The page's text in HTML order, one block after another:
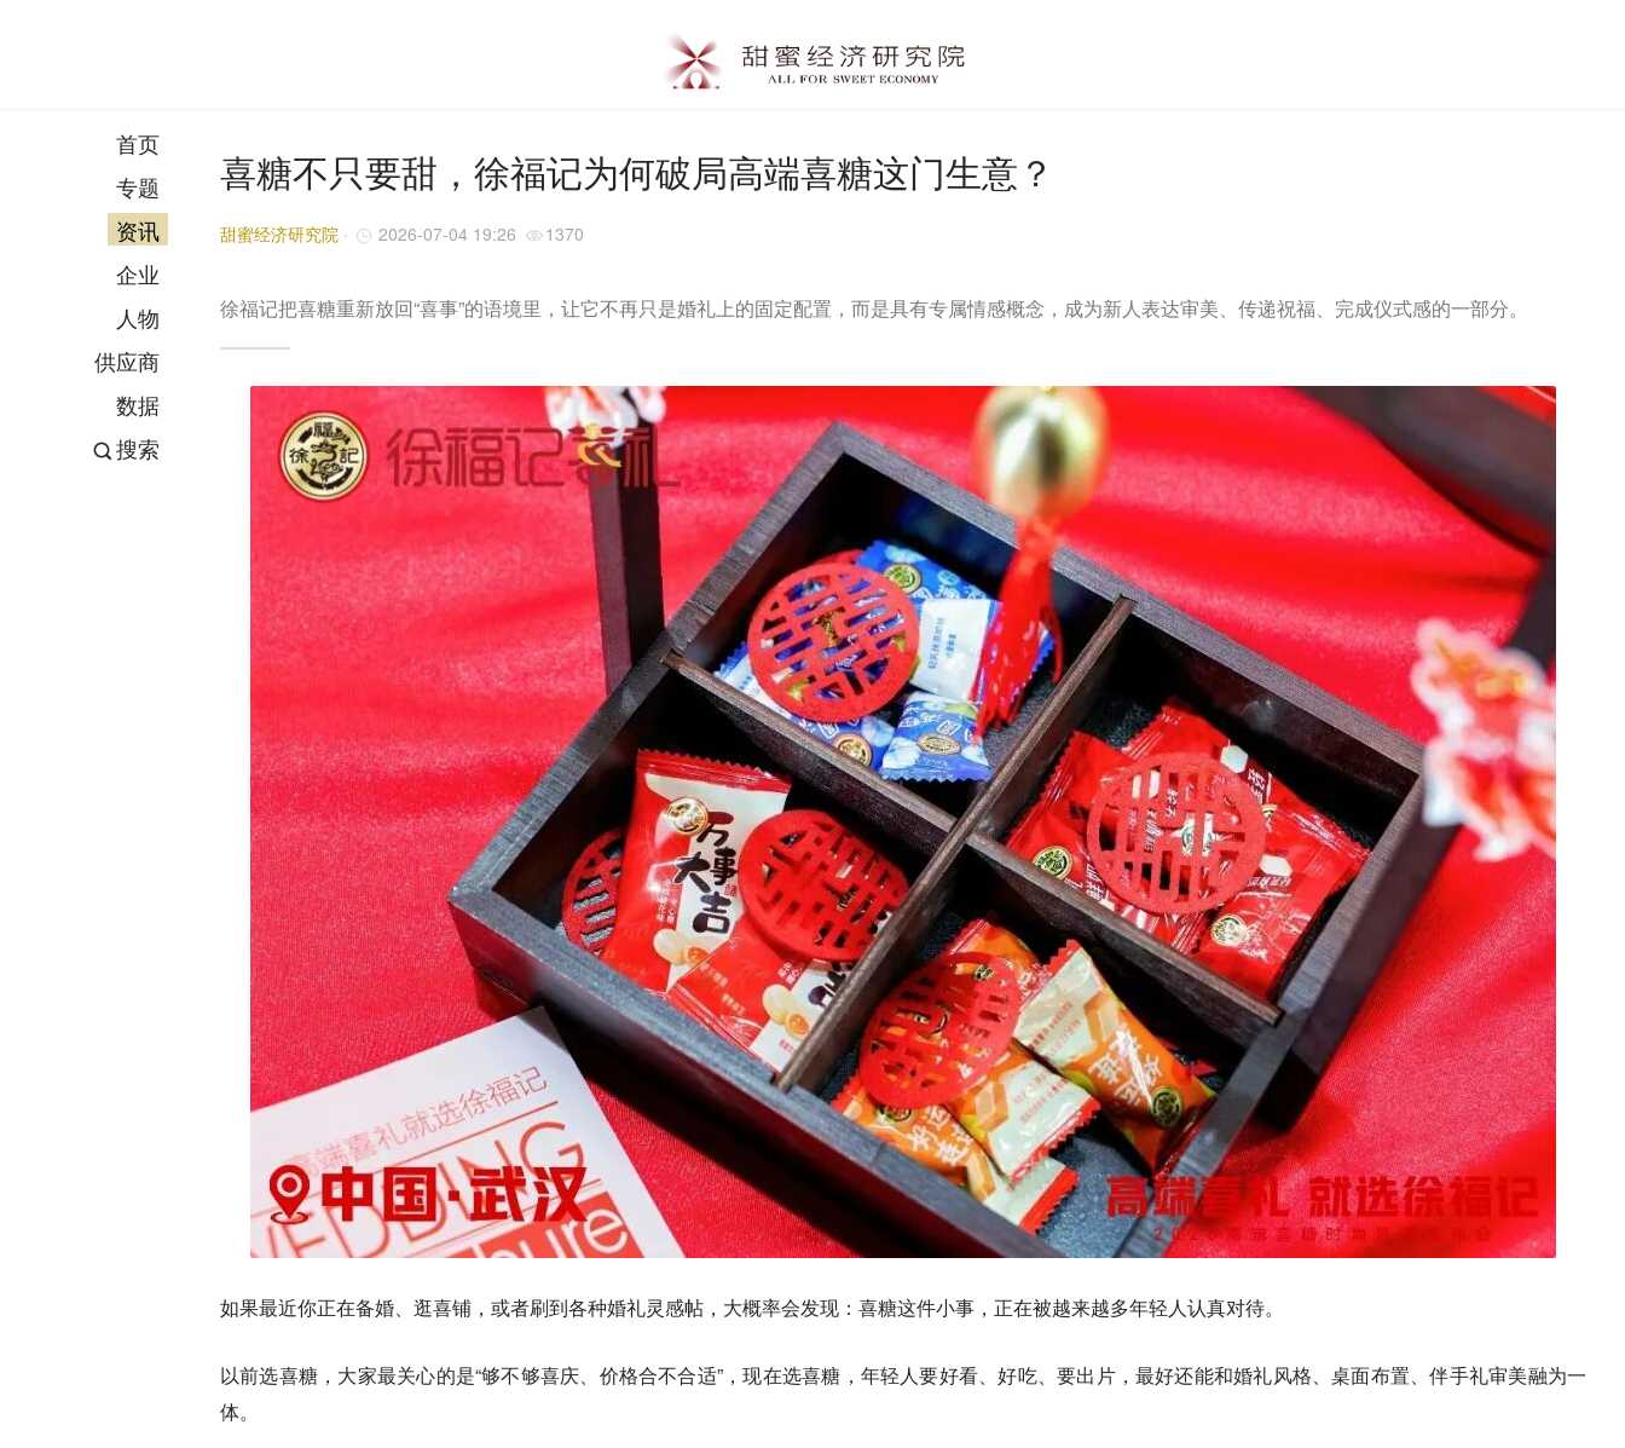
首页
专题
资讯
企业
人物
供应商
数据
搜索
喜糖不只要甜，徐福记为何破局高端喜糖这门生意？
甜蜜经济研究院 · 2026-07-04 19:26 1370
徐福记把喜糖重新放回“喜事”的语境里，让它不再只是婚礼上的固定配置，而是具有专属情感概念，成为新人表达审美、传递祝福、完成仪式感的一部分。
如果最近你正在备婚、逛喜铺，或者刷到各种婚礼灵感帖，大概率会发现：喜糖这件小事，正在被越来越多年轻人认真对待。
以前选喜糖，大家最关心的是“够不够喜庆、价格合不合适”，现在选喜糖，年轻人要好看、好吃、要出片，最好还能和婚礼风格、桌面布置、伴手礼审美融为一
体。